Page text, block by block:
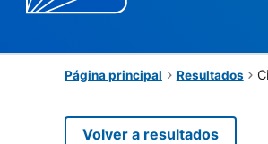
Página principal Resultados
Volver a resultados